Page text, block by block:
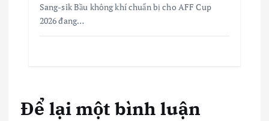
Sang-sik Bầu không khí chuẩn bị cho AFF Cup
2026 đang…
Để lại một bình luận